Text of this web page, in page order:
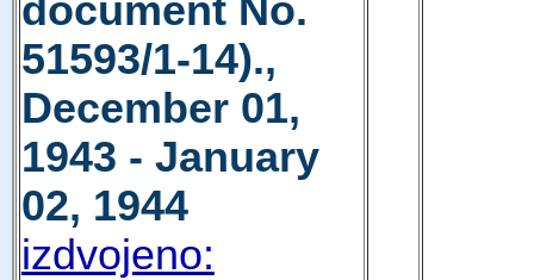
document No.
51593/1-14).,
December 01,
1943 - January
02, 1944
izdvojeno: